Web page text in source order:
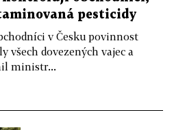
pesticidy
v Česku povinnost
všech dovezených vajec a
ministr...